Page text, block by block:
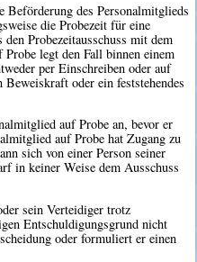
Beförderung des Personalmitglieds
die Probezeit für eine
Probezeitausschuss mit dem
legt den Fall binnen einem
per Einschreiben oder auf
Beweiskraft oder ein feststehendes
auf Probe an, bevor er
auf Probe hat Zugang zu
sich von einer Person seiner
in keiner Weise dem Ausschuss
sein Verteidiger trotz
Entschuldigungsgrund nicht
oder formuliert er einen